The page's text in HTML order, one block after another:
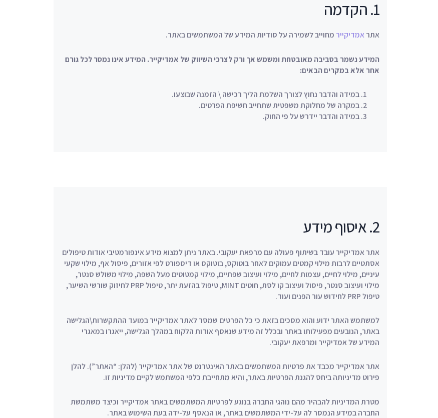
1. הקדמה
אתר אמדיקייר מחוייב לשמירה על סודיות המידע של המשתמשים באתר.
המידע נשמר בסביבה מאובטחת ומשמש אך ורק לצרכי השיווק של אמדיקייר. המידע אינו נמסר לכל גורם
אחר אלא במקרים הבאים:
במידה והדבר נחוץ לצורך השלמת הליך רכישה \ הזמנה שבוצעו.
במקרה של מחלוקת משפטית שתחייב חשיפת הפרטים.
במידה והדבר יידרש על פי החוק.
2. איסוף מידע
אתר אמדיקייר עובד בשיתוף פעולה עם מרפאת יעקובי. באתר ניתן למצוא מידע אינפורמטיבי אודות טיפולים
אסתטיים לרבות מילוי קמטים עמוקים לאחר בוטוקס, בוטוקס או דיספורט לפי אזורים, פיסול אף, מילוי שקעי
עיניים, מילוי לחיים, עצמות לחיים, מילוי ועיצוב שפתיים, מילוי קמטוטים מעל השפה, מילוי משולש סנטר,
מילוי ועיצוב סנטר, פיסול ועיצוב קו לסת, חוטים MINT, טיפול בהזעת יתר, טיפול PRP לחיזוק שורשי השיער,
טיפול PRP לחידוש עור הפנים ועוד.
למשתמש האתר ידוע והוא מסכים בזאת כי כל הפרטים שמסר לאתר אמדיקייר במועד ההתקשרות\הגלישה
באתר, הנובעים מפעילותו באתר ובכלל זה מידע שנאסף אודות הלקוח במהלך הגלישה, ייאגרו במאגרי
המידע של אמדיקייר ומרפאת יעקובי.
אתר אמדיקייר מכבד את פרטיות המשתמשים באתר האינטרנט של אתר אמדיקייר (להלן: “האתר”). להלן
פירוט מדיניותה ביחס להגנת הפרטיות באתר, והיא מתחייבת כלפי המשתמש לקיים מדיניות זו.
מטרת המדיניות להבהיר מהם נוהגי החברה בנוגע לפרטיות המשתמשים באתר אמדיקייר וכיצד משתמשת
החברה במידע הנמסר לה על-ידי המשתמשים באתר, או הנאסף על-ידה בעת השימוש באתר.